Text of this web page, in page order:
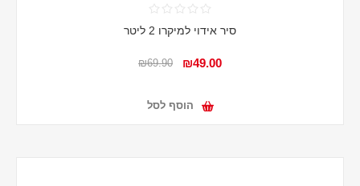
סיר אידוי למיקרו 2 ליטר
₪49.00
₪69.90
הוסף לסל